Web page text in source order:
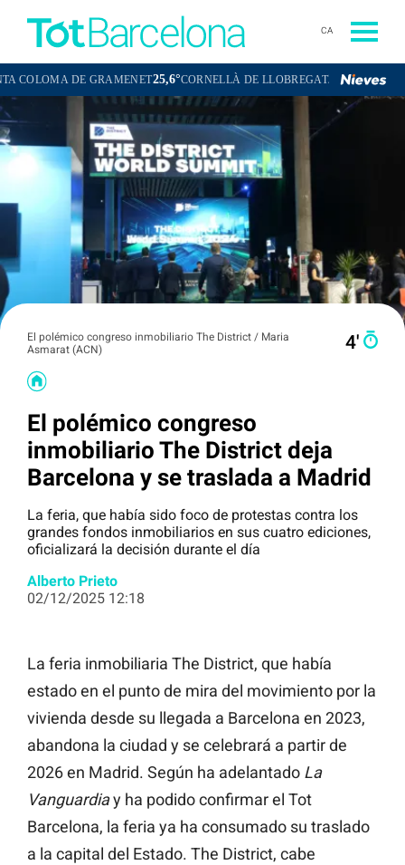
CA
DE GRAMENET25,6°CORNELLÀ DE LLOBREGAT24,5°SANT BOI DE
El polémico congreso inmobiliario The District / Maria
Asmarat (ACN)
4′
El polémico congreso
inmobiliario The District deja
Barcelona y se traslada a Madrid
La feria, que había sido foco de protestas contra los
grandes fondos inmobiliarios en sus cuatro ediciones,
oficializará la decisión durante el día
Alberto Prieto
02/12/2025 12:18
La feria inmobiliaria The District, que había
estado en el punto de mira del movimiento por la
vivienda desde su llegada a Barcelona en 2023,
abandona la ciudad y se celebrará a partir de
2026 en Madrid. Según ha adelantado La
Vanguardiay ha podido confirmar el Tot
Barcelona, la feria ya ha consumado su traslado
a la capital del Estado. The District, cabe